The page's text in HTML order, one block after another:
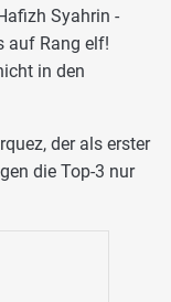
Syahrin -
auf Rang elf!
in den
der als erster
die Top-3 nur